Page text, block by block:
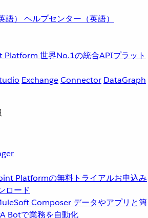
） ヘルプセンター（英語）
Platform 世界No.1の統合APIプラット
ExchangeConnector DataGraph
Platformの無料トライアルお申込み
ロード
Composer データやアプリと簡
Botで業務を自動化